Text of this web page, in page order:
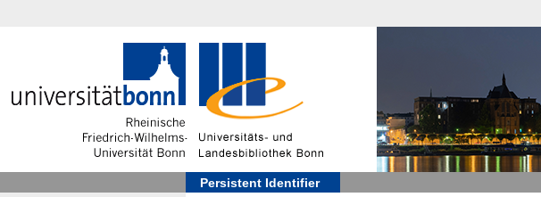
Persistent Identifier